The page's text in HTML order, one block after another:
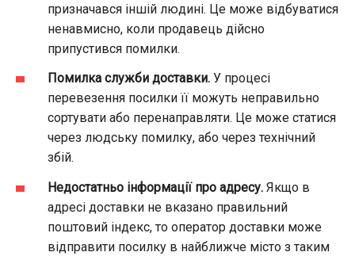
призначався іншій людині. Це може відбуватися
ненавмисно, коли продавець дійсно
припустився помилки.
Помилка служби доставки. У процесі
перевезення посилки її можуть неправильно
сортувати або перенаправляти. Це може статися
через людську помилку, або через технічний
збій.
Недостатньо інформації про адресу. Якщо в
адресі доставки не вказано правильний
поштовий індекс, то оператор доставки може
відправити посилку в найближче місто з таким